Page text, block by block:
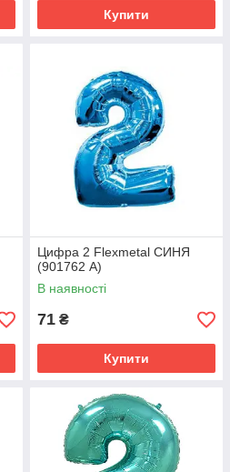
Купити
Цифра 2 Flexmetal СИНЯ
(901762 A)
В наявності
71 ₴
Купити